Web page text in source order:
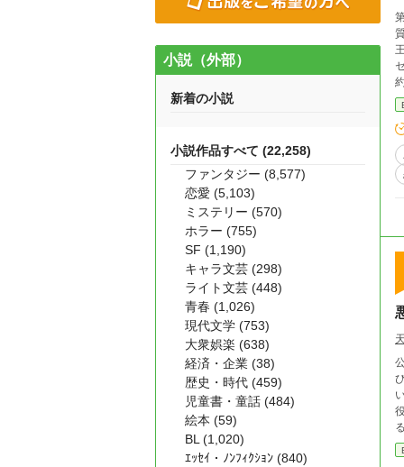
質してし
きこ
小説（外部）
新着の小説
小説作品すべて (22,258)
ファンタジー (8,577)
恋愛 (5,103)
ミステリー (570)
ホラー (755)
SF (1,190)
キャラ文芸 (298)
ライト文芸 (448)
青春 (1,026)
現代文学 (753)
大衆娯楽 (638)
経済・企業 (38)
歴史・時代 (459)
児童書・童話 (484)
絵本 (59)
BL (1,020)
ｴｯｾｲ・ﾉﾝﾌｨｸｼｮﾝ (840)